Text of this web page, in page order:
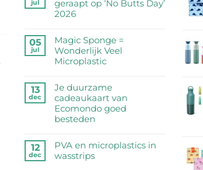
Zijn
veilig?
Wij
zetten
feiten
op
een
rij
jul
geraapt op ‘No Butts Day’
2026
reacties
op
Een
peuken
geraapt
op
‘No
Day’
2026
05
jul
Magic Sponge =
Wonderlijk Veel
Microplastic
reacties
op
Magic
Sponge
Veel
Microplastic
13
dec
Je duurzame
cadeaukaart van
Ecomondo goed
besteden
reacties
op
12
dec
PVA en microplastics in
wasstrips